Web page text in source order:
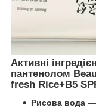
Активні
пантенолом
fresh Rice+B5
Рисова вода —